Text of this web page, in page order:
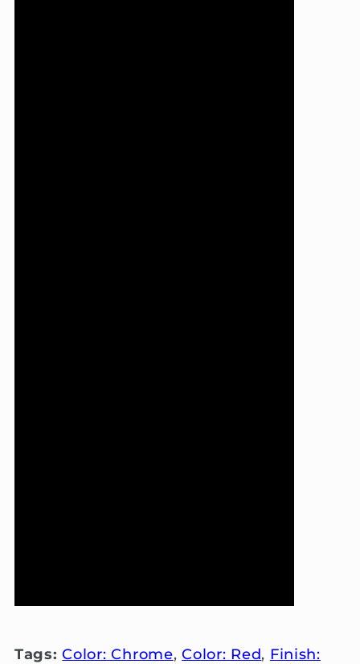
Tags:Color: Chrome,Color: Red, Finish: